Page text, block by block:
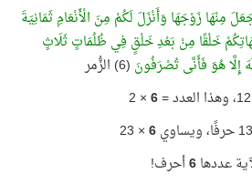
زَوْجَهَا وَأَنْزَلَ لَكُمْ مِنَ الْأَنْعَامِ ثَمَانِيَةَ
خَلْقًا مِنْ بَعْدِ خَلْقٍ فِي ظُلُمَاتٍ ثَلَاثٍ
إِلَّا هُوَ فَأَنَّى تُصْرَفُونَ (6) الزُّمر
6
× 2
6
× 23
عددها6أحرف!